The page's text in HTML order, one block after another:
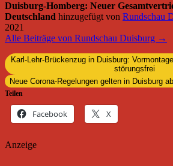
Duisburg-Homberg: Neuer
Deutschland hinzugefügt von Rundschau
2021
Alle Beiträge von Rundschau Duisburg →
Karl-Lehr-Brückenzug in Duisburg:
störungsfrei
Neue Corona-Regelungen gelten in Duisburg
Teilen
Facebook X
Anzeige